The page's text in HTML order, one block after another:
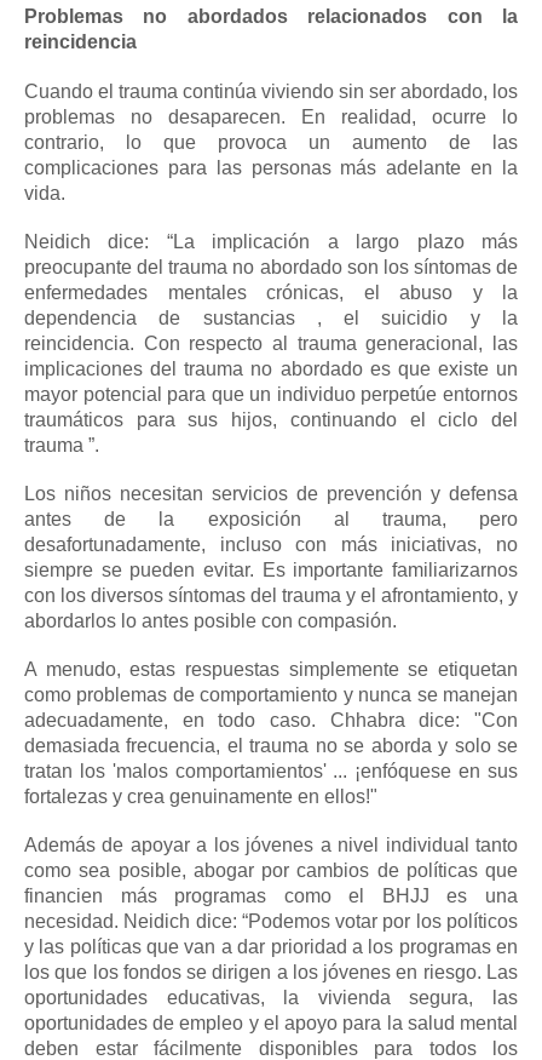
Problemas no abordados relacionados con la
reincidencia
Cuando el trauma continúa viviendo sin ser abordado, los
problemas no desaparecen.
En realidad, ocurre lo
contrario, lo que provoca un aumento de las
complicaciones para las personas más adelante en la
vida.
Neidich dice: “La implicación a largo plazo más
preocupante del trauma no abordado son los síntomas de
enfermedades mentales crónicas, el abuso y la
dependencia de sustancias, elsuicidio y la
reincidencia. Con respecto al trauma generacional, las
implicaciones del trauma no abordado es que existe un
mayor potencial para que un individuo perpetúe entornos
traumáticos para sus hijos, continuando el ciclo del
trauma ”.
Los niños necesitan servicios de prevención y defensa
antes de la exposición al trauma, pero
desafortunadamente, incluso con más iniciativas, no
siempre se pueden evitar. Es importante familiarizarnos
con los diversos síntomas del trauma y el afrontamiento, y
abordarlos lo antes posible con compasión.
A menudo, estas respuestas simplemente se etiquetan
como problemas de comportamiento y nunca se manejan
adecuadamente, en todo caso. Chhabra dice: "Con
demasiada frecuencia, el trauma no se aborda y solo se
tratan los 'malos comportamientos' ... ¡enfóquese en sus
fortalezas y crea genuinamente en ellos!"
Además de apoyar a los jóvenes a nivel individual tanto
como sea posible, abogar por cambios de políticas que
financien más programas como el BHJJ es una
necesidad. Neidich dice: “Podemos votar por los políticos
y las políticas que van a dar prioridad a los programas en
los que los fondos se dirigen a los jóvenes en riesgo. Las
oportunidades educativas, la vivienda segura, las
oportunidades de empleo y el apoyo para la salud mental
deben estar fácilmente disponibles para todos los